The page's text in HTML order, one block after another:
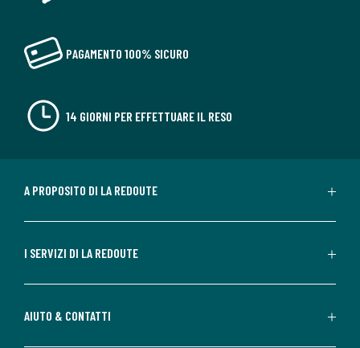
PAGAMENTO 100% SICURO
14 GIORNI PER EFFETTUARE IL RESO
A PROPOSITO DI LA REDOUTE
I SERVIZI DI LA REDOUTE
AIUTO & CONTATTI